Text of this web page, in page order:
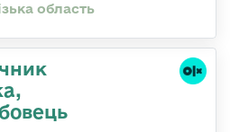
область